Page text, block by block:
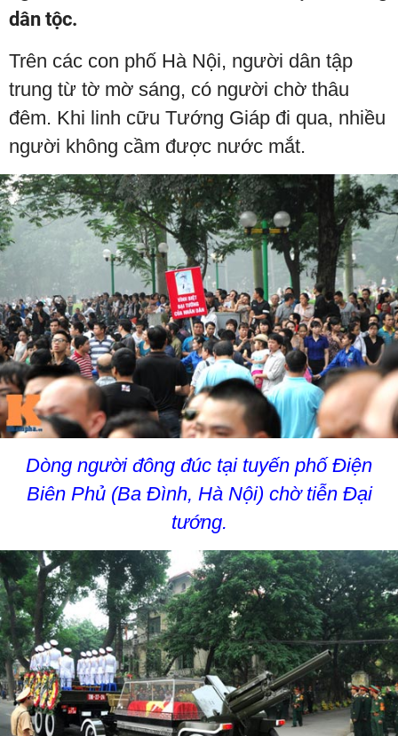
dân tộc.
Trên các con phố Hà Nội, người dân tập
trung từ tờ mờ sáng, có người chờ thâu
đêm. Khi linh cữu Tướng Giáp đi qua, nhiều
người không cầm được nước mắt.
Dòng người đông đúc tại tuyến phố Điện
Biên Phủ (Ba Đình, Hà Nội) chờ tiễn Đại
tướng.